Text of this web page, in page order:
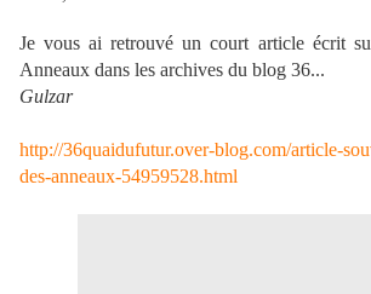
Je vous ai retrouvé un court article écrit
Anneaux dans les archives du blog 36...
Gulzar
http://36quaidufutur.over-blog.com/article-
des-anneaux-54959528.html